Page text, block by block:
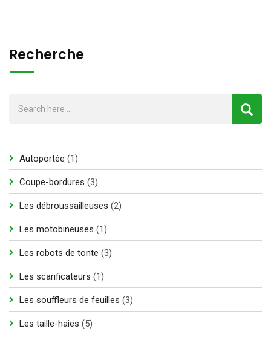
Recherche
Autoportée 11
Coupe-bordures 33
Les débroussailleuses 22
Les motobineuses 11
Les robots de tonte 33
Les scarificateurs 11
Les souffleurs de feuilles 33
Les taille-haies 55